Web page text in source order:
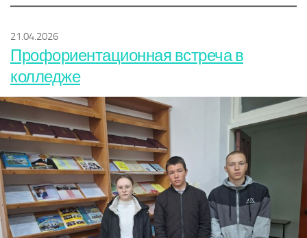
21.04.2026
Профориентационная встреча в
колледже